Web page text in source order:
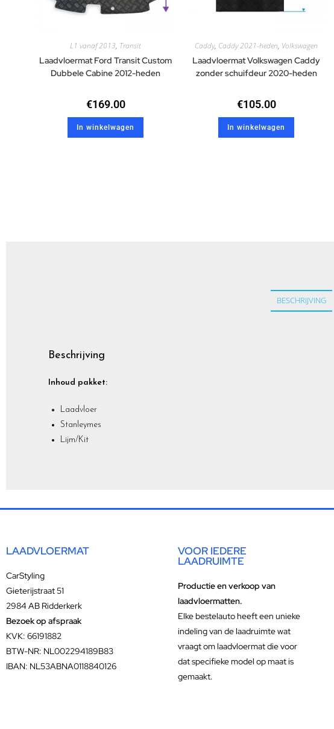
L1 vanaf 2013, Transit
Laadvloermat Ford Transit Custom
Dubbele Cabine 2012-heden
€169.00
In winkelwagen
Caddy, Caddy 2021-heden, Volkswagen
Laadvloermat Volkswagen Caddy
zonder schuifdeur 2020-heden
€105.00
In winkelwagen
BESCHRIJVING
Beschrijving
Inhoud pakket:
Laadvloer
Stanleymes
Lijm/Kit
LAADVLOERMAT
CarStyling
Gieterijstraat 51
2984 AB Ridderkerk
Bezoek op afspraak
KVK: 66191882
BTW-NR: NL002294189B83
IBAN: NL53ABNA0118840126
VOOR IEDERE
LAADRUIMTE
Productie en verkoop van
laadvloermatten.
Elke bestelauto heeft een unieke
indeling van de laadruimte wat
vraagt om laadvloermat die voor
dat specifieke model op maat is
gemaakt.